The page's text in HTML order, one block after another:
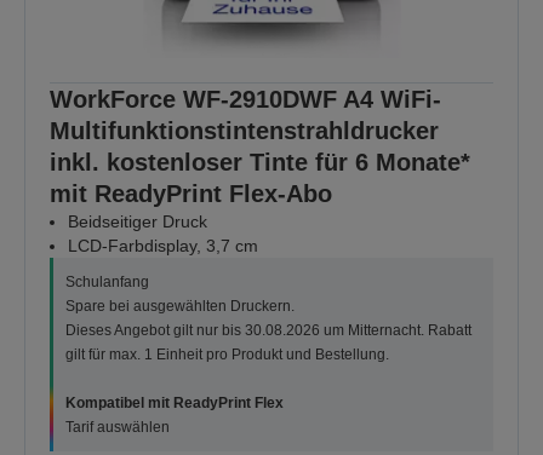
WorkForce WF-2910DWF A4 WiFi-
Multifunktionstintenstrahldrucker
inkl. kostenloser Tinte für 6 Monate*
mit ReadyPrint Flex-Abo
Beidseitiger Druck
LCD-Farbdisplay, 3,7 cm
Schulanfang
Spare bei ausgewählten Druckern.
Dieses Angebot gilt nur bis 30.08.2026 um Mitternacht. Rabatt
gilt für max. 1 Einheit pro Produkt und Bestellung.
Kompatibel mit ReadyPrint Flex
Tarif auswählen